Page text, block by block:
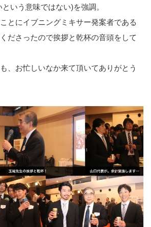
いう意味ではない)を強調。
とにイブニングミキサー発案者である
ださったので挨拶と乾杯の音頭をして
、お忙しいなか来て頂いてありがとう